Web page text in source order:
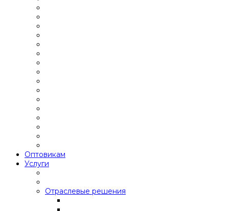
Оптовикам
Услуги
Отраслевые решения